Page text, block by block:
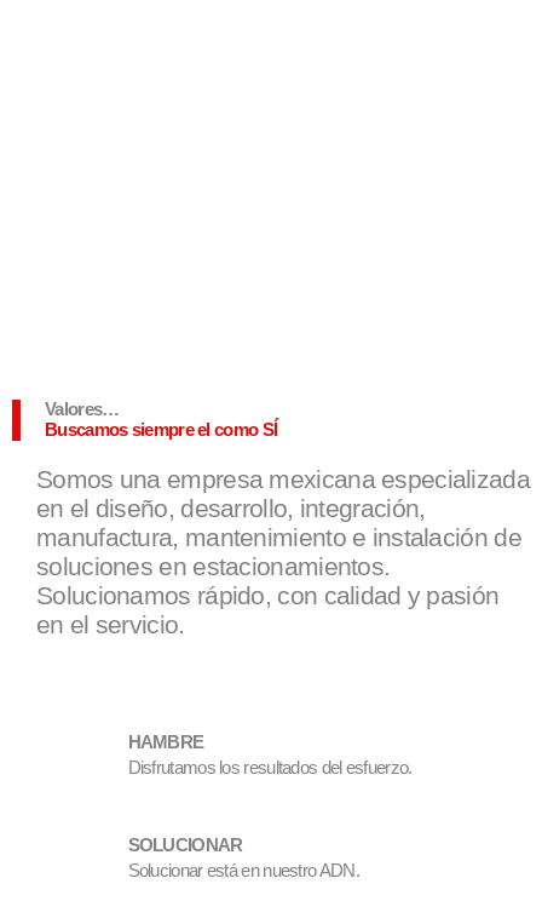
Valores…
Buscamos siempre el como SÍ
Somos una empresa mexicana especializada
en el diseño, desarrollo, integración,
manufactura, mantenimiento e instalación de
soluciones en estacionamientos.
Solucionamos rápido, con calidad y pasión
en el servicio.
HAMBRE
Disfrutamos los resultados del esfuerzo.
SOLUCIONAR
Solucionar está en nuestro ADN.